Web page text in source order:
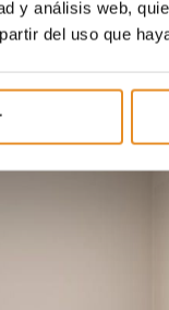
y análisis web,
del uso que